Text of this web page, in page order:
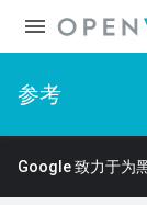
参考
Google 致力于为